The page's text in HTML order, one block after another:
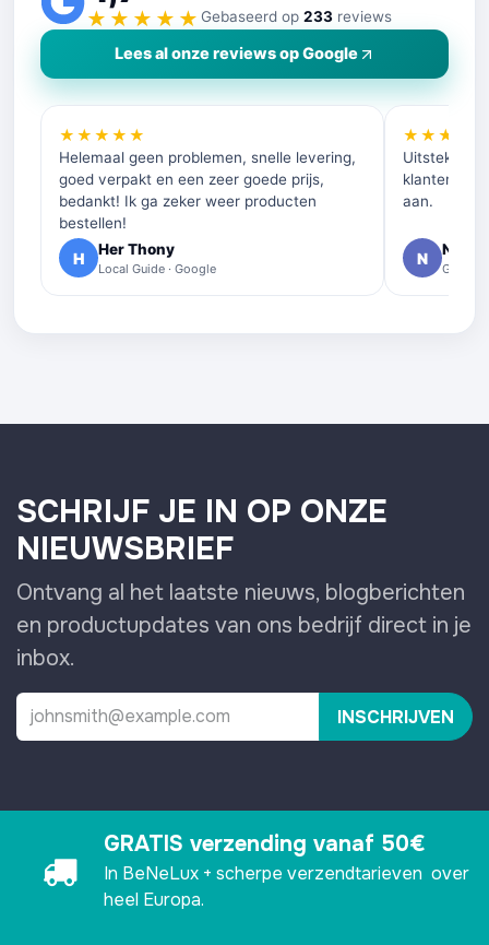
★★★★★ Gebaseerd op 233 reviews
Lees al onze reviews op Google
★★★★★
Helemaal geen problemen, snelle levering,
goed verpakt en een zeer goede prijs,
bedankt! Ik ga zeker weer producten
bestellen!
H Her Thony
Local Guide · Google
★★★★★
aan.
N Nelly
Google
SCHRIJF JE IN OP ONZE
NIEUWSBRIEF
Ontvang al het laatste nieuws, blogberichten
en productupdates van ons bedrijf direct in je
inbox.
INSCHRIJVEN
GRATIS verzending vanaf 50€
In BeNeLux + scherpe verzendtarieven over
heel Europa.